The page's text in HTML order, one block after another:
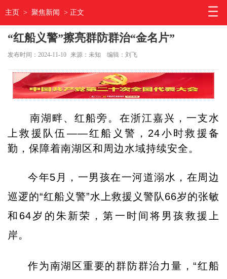
主页 > 聚焦新闻 > 正文
“红船义警”擦亮群防群治“金名片”
发布时间：2024-11-10 来源：未知 编辑：刘飞
南湖畔、红船旁。在浙江嘉兴，一支水
上救援队伍——红船义警，24小时救援备
勤，保障着南湖区和周边水域持续安全。
今年5月，一男孩在一河道溺水，在周边
巡逻的“红船义警”水上救援义警队66岁的张敏
和64岁的朱新荣，第一时间将男孩救援上
岸。
作为南湖区重要的群防群治力量，“红船